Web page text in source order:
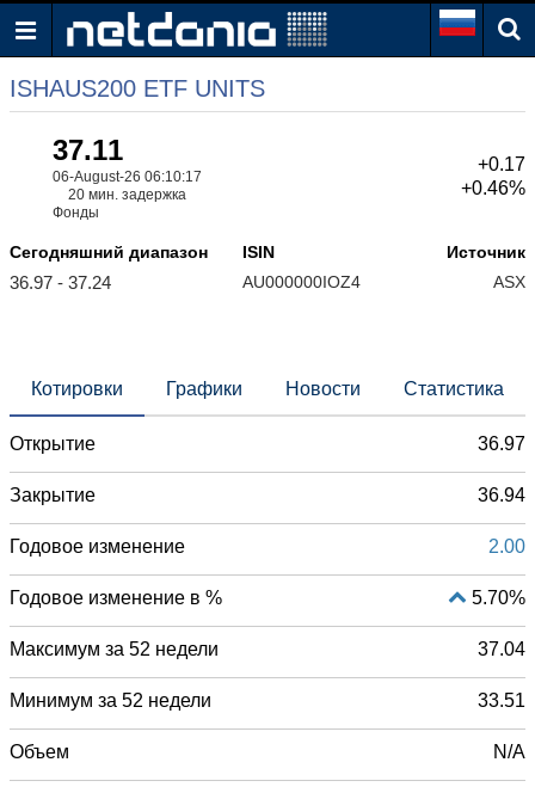
ISHAUS200 ETF UNITS
37.11
06-August-26 06:10:17
20 мин. задержка
Фонды
+0.17
+0.46%
Сегодняшний диапазон
36.97 - 37.24
ISIN
AU000000IOZ4
Источник
ASX
Котировки Графики Новости Статистика
Открытие 36.97
Закрытие 36.94
Годовое изменение 2.00
Годовое изменение в % 5.70%
Максимум за 52 недели 37.04
Минимум за 52 недели 33.51
Объем N/A